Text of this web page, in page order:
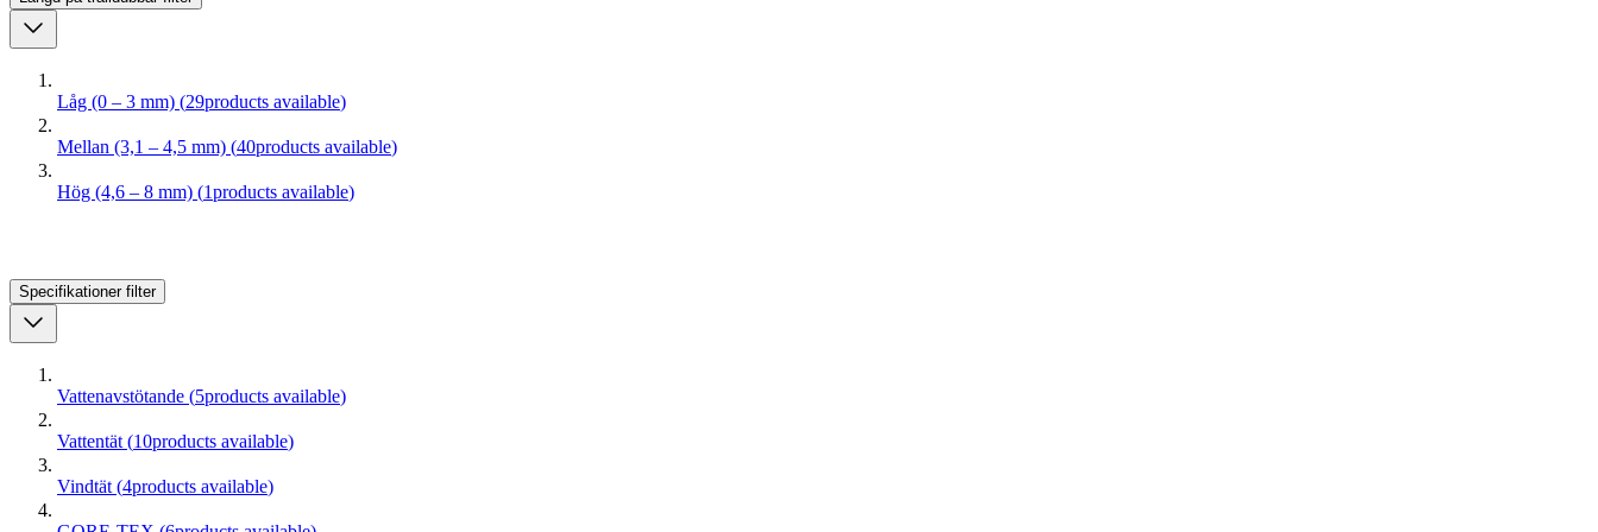
Låg (0 – 3 mm) (29products available)
Mellan (3,1 – 4,5 mm) (40products available)
Hög (4,6 – 8 mm) (1products available)
Specifikationer filter
Vattenavstötande (5products available)
Vattentät (10products available)
Vindtät (4products available)